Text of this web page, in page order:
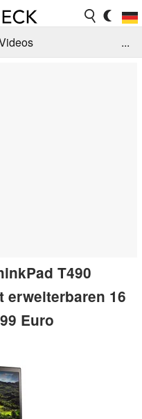
...
T490
erweiterbaren 16
Euro